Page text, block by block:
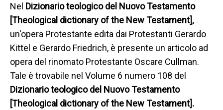
Nel Dizionario teologico del Nuovo Testamento
[Theological dictionary of the New Testament],
un'opera Protestante edita dai Protestanti Gerardo
Kittel e Gerardo Friedrich, è presente un articolo ad
opera del rinomato Protestante Oscare Cullman.
Tale è trovabile nel Volume 6 numero 108 del
Dizionario teologico del Nuovo Testamento
[Theological dictionary of the New Testament].